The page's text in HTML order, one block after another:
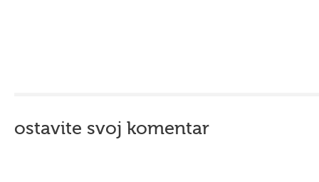
ostavite svoj komentar